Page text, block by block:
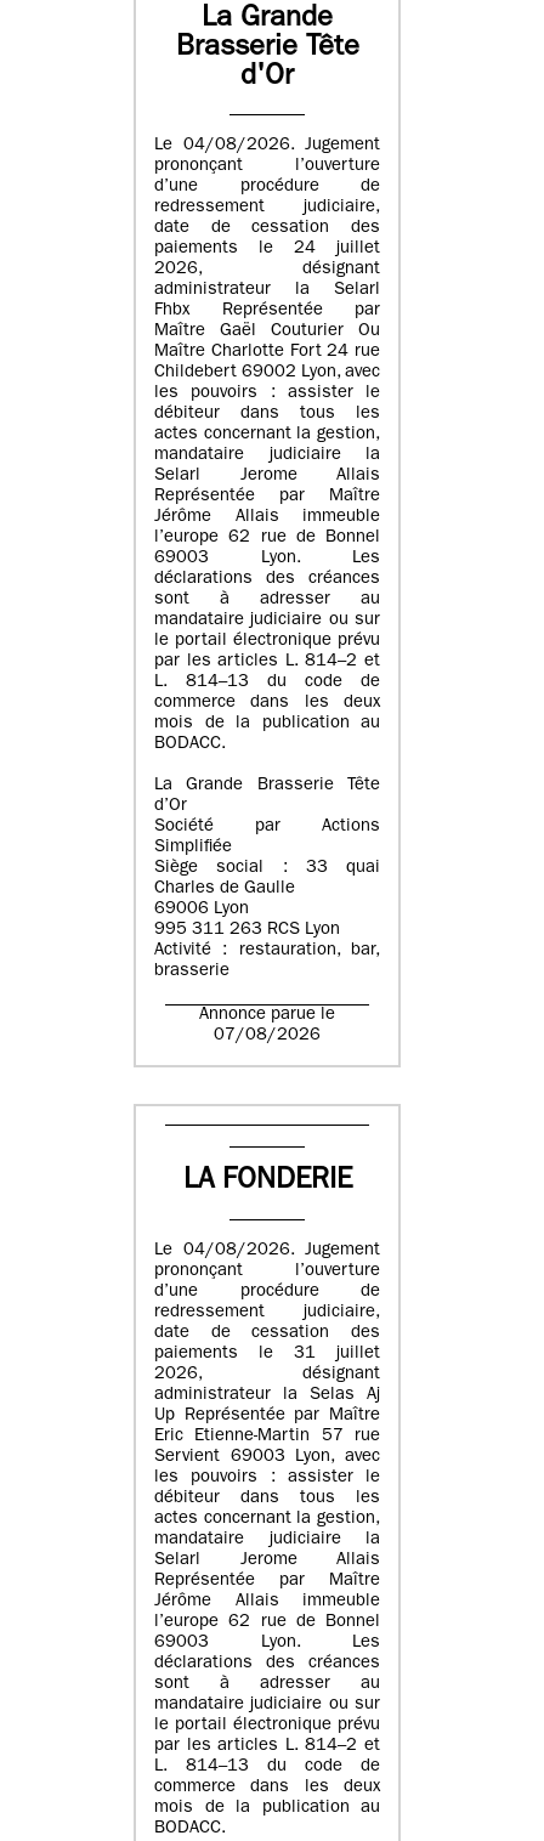
La Grande
Brasserie Tête
d'Or
Le 04/08/2026. Jugement
prononçant l’ouverture
d’une procédure de
redressement judiciaire,
date de cessation des
paiements le 24 juillet
2026, désignant
administrateur la Selarl
Fhbx Représentée par
Maître Gaël Couturier Ou
Maître Charlotte Fort 24 rue
Childebert 69002 Lyon, avec
les pouvoirs : assister le
débiteur dans tous les
actes concernant la gestion,
mandataire judiciaire la
Selarl Jerome Allais
Représentée par Maître
Jérôme Allais immeuble
l’europe 62 rue de Bonnel
69003 Lyon. Les
déclarations des créances
sont à adresser au
mandataire judiciaire ou sur
le portail électronique prévu
par les articles L. 814–2 et
L. 814–13 du code de
commerce dans les deux
mois de la publication au
BODACC.
La Grande Brasserie Tête
d’Or
Société par Actions
Simplifiée
Siège social : 33 quai
Charles de Gaulle
69006 Lyon
995 311 263 RCS Lyon
Activité : restauration, bar,
brasserie
Annonce parue le
07/08/2026
LA FONDERIE
Le 04/08/2026. Jugement
prononçant l’ouverture
d’une procédure de
redressement judiciaire,
date de cessation des
paiements le 31 juillet
2026, désignant
administrateur la Selas Aj
Up Représentée par Maître
Eric Etienne-Martin 57 rue
Servient 69003 Lyon, avec
les pouvoirs : assister le
débiteur dans tous les
actes concernant la gestion,
mandataire judiciaire la
Selarl Jerome Allais
Représentée par Maître
Jérôme Allais immeuble
l’europe 62 rue de Bonnel
69003 Lyon. Les
déclarations des créances
sont à adresser au
mandataire judiciaire ou sur
le portail électronique prévu
par les articles L. 814–2 et
L. 814–13 du code de
commerce dans les deux
mois de la publication au
BODACC.